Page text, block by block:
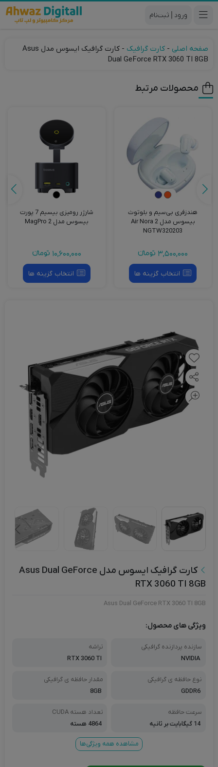
|
صفحه اصلی - کارت گرافیک -
کارت گرافیک ایسوس مدل Asus
Dual GeForce RTX 3060 TI 8GB
محصولات مرتبط
هندزفری بی‌سیم و بلوتوث
بیسوس مدل Air Nora 2
NGTW320203
3,500,000 تومانءء
انتخاب گزینه ها
شارژر رومیزی بیسیم 7 پورت
بیسوس مدل MagPro 2
10,600,000 تومانءء
انتخاب گزینه ها
کارت گرافیک ایسوس مدل Asus Dual GeForce
RTX 3060 TI 8GB
Asus Dual GeForce RTX 3060 TI 8GB
ویژگی های محصول:
سازنده پردازنده گرافیکی
NVIDIA
تراشه
RTX 3060 TI
نوع حافظه ی گرافیکی
GDDR6
مقدار حافظه ی گرافیکی
8GB
سرعت حافظه
14 گیگابایت بر ثانیه
تعداد هسته CUDA
4864 هسته
مشاهده همه ویژگی‌ها